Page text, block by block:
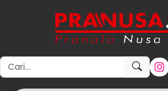
Search for: